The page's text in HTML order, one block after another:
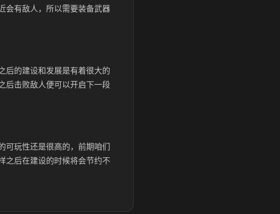
会有敌人，所以需要装备武器
后的建设和发展是有着很大的
后击败敌人便可以开启下一段
可玩性还是很高的，前期咱们
之后在建设的时候将会节约不